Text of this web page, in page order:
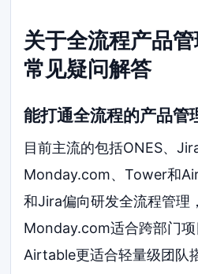
关于全流程产品
常见疑问解答
能打通全流程的产品管
目前主流的包括ONES、
Monday.com、Tower和
和Jira偏向研发全流程管理
Monday.com适合跨部门
Airtable更适合轻量级团队